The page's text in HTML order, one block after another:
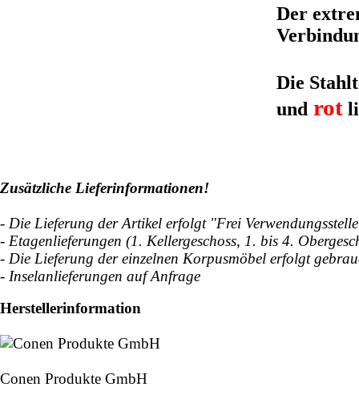
Der
Die
und rot
Zusätzliche Lieferinformationen!
- Die Lieferung der Artikel erfolgt "Frei
- Etagenlieferungen (1. Kellergeschoss, 1. bis 4.
- Die Lieferung der einzelnen Korpusmöbel erfolgt
- Inselanlieferungen auf Anfrage
Herstellerinformation
Conen Produkte GmbH